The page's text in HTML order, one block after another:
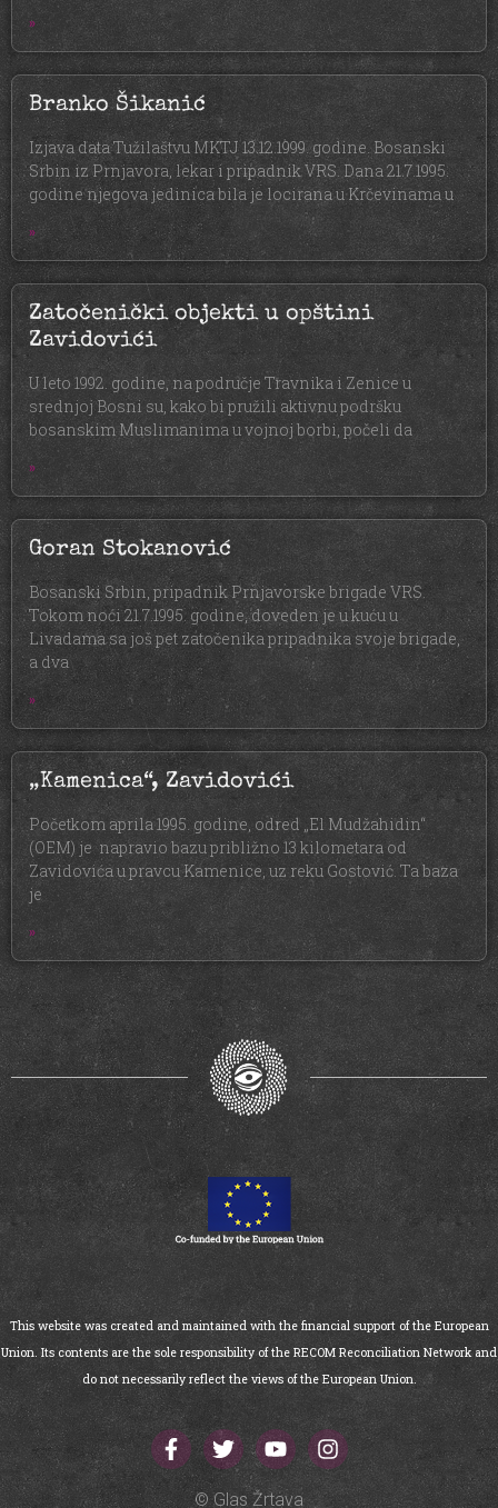
»
Branko Šikanić
Izjava data Tužilaštvu MKTJ 13.12.1999. godine. Bosanski
Srbin iz Prnjavora, lekar i pripadnik VRS. Dana 21.7.1995.
godine njegova jedinica bila je locirana u Krčevinama u
»
Zatočenički objekti u opštini
Zavidovići
U leto 1992. godine, na područje Travnika i Zenice u
srednjoj Bosni su, kako bi pružili aktivnu podršku
bosanskim Muslimanima u vojnoj borbi, počeli da
»
Goran Stokanović
Bosanski Srbin, pripadnik Prnjavorske brigade VRS.
Tokom noći 21.7.1995. godine, doveden je u kuću u
Livadama sa još pet zatočenika pripadnika svoje brigade,
a dva
»
„Kamenica“, Zavidovići
Početkom aprila 1995. godine, odred „El Mudžahidin“
(OEM) je napravio bazu približno 13 kilometara od
Zavidovića u pravcu Kamenice, uz reku Gostović. Ta baza
je
»
This website was created and maintained with the financial support of the European
Union. Its contents are the sole responsibility of the RECOM Reconciliation Network and
do not necessarily reflect the views of the European Union.
© Glas Žrtava